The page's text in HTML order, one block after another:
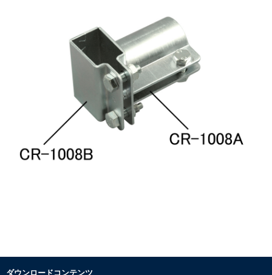
ダウンロードコンテンツ